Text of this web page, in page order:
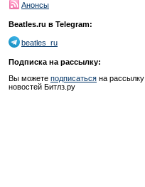
Анонсы
Beatles.ru в Telegram:
beatles_ru
Подписка на рассылку:
Вы можете подписаться на рассылку
новостей Битлз.ру